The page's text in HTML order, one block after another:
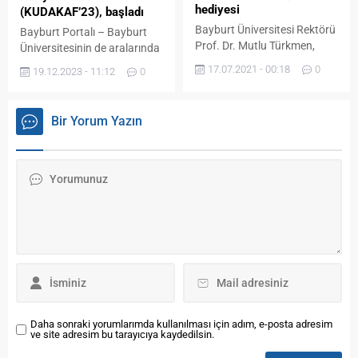
çalışmalar hız kazandı.
Bayburt Tarım ve Orman İl...
(KUDAKAF’23), başladı
Bayburt Portalı – Bayburt
Üniversitesinin de aralarında
üniversitenin paydaşlığıyla
katılımla Erzurum’da başladı
Bölgesel kalkınmanın temel
Anadolu Bölgesel Kariyer
başladı. Bayburt
olduğu, bölgedeki...
19.12.2023 - 11:12 0
hediyesi
Bayburt Üniversitesi Rektörü
Prof. Dr. Mutlu Türkmen,
Merkezinde yakın zamanda
17.07.2021 - 00:18 0
Bir Yorum Yazın
Daha sonraki yorumlarımda kullanılması için adım, e-posta adresim
ve site adresim bu tarayıcıya kaydedilsin.